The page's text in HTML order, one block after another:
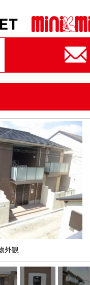
外観